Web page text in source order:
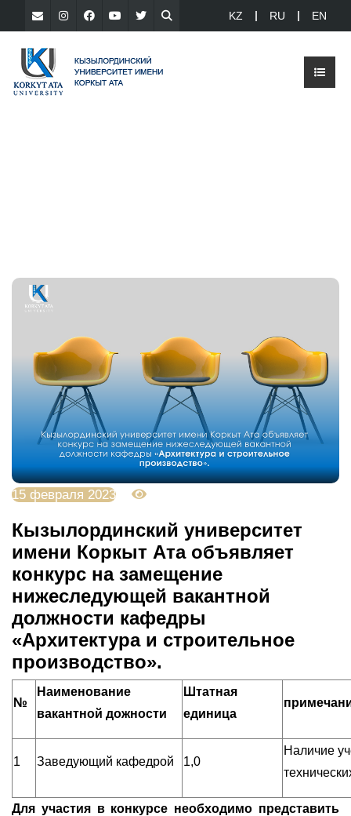
KZ RU EN
15 февраля 2023
Кызылординский университет
имени Коркыт Ата объявляет
конкурс на замещение
нижеследующей вакантной
должности кафедры
«Архитектура и строительное
производство».
№
Наименование
вакантной дожности
Штатная
единица
1 Заведующий кафедрой 1,0
Наличие
Для участия в конкурсе необходимо представить